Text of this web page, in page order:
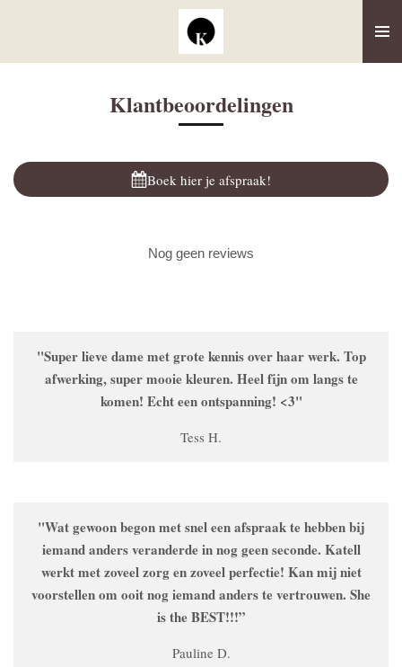
naar
Klantbeoordelingen
Boek hier je afspraak!
Nog geen reviews
"Super lieve dame met grote kennis over haar werk. Top
afwerking, super mooie kleuren. Heel fijn om langs te
komen! Echt een ontspanning! <3"
Tess H.
"Wat gewoon begon met snel een afspraak te hebben bij
iemand anders veranderde in nog geen seconde. Katell
werkt met zoveel zorg en zoveel perfectie! Kan mij niet
voorstellen om ooit nog iemand anders te vertrouwen. She
is the BEST!!!”
Pauline D.